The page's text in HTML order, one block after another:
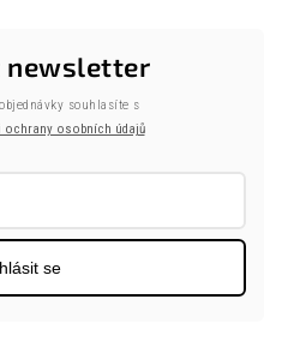
newsletter
souhlasíte s
ochrany osobních údajů
se